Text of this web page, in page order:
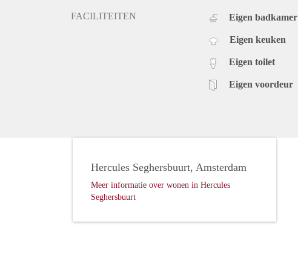
FACILITEITEN Eigen badkamer
Eigen keuken
Eigen toilet
Eigen voordeur
Hercules Seghersbuurt, Amsterdam
Meer informatie over wonen in Hercules
Seghersbuurt